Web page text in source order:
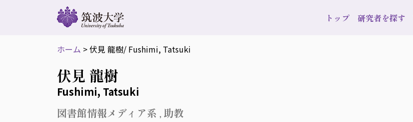
トップ 研究者を探す
ホーム >伏見 龍樹/ Fushimi, Tatsuki
伏見 龍樹
Fushimi, Tatsuki
図書館情報メディア系 , 助教